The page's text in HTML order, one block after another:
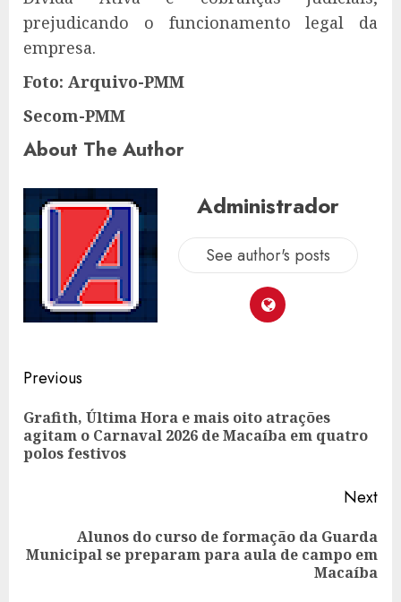
prejudicando o funcionamento legal da
empresa.
Foto: Arquivo-PMM
Secom-PMM
About The Author
Administrador
See author's posts
Post
navigation
Previous
Grafith, Última Hora e mais oito atrações
agitam o Carnaval 2026 de Macaíba em quatro
polos festivos
Next
Next
Alunos do curso de formação da Guarda
Municipal se preparam para aula de campo em
Macaíba